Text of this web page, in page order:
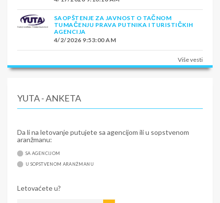
SAOPŠTENJE ZA JAVNOST O TAČNOM
TUMAČENJU PRAVA PUTNIKA I TURISTIČKIH
AGENCIJA
4/2/2026 9:53:00 AM
Više vesti
YUTA - ANKETA
Da li na letovanje putujete sa agencijom ili u sopstvenom
aranžmanu:
SA AGENCIJOM
U SOPSTVENOM ARANŽMANU
Letovaćete u?